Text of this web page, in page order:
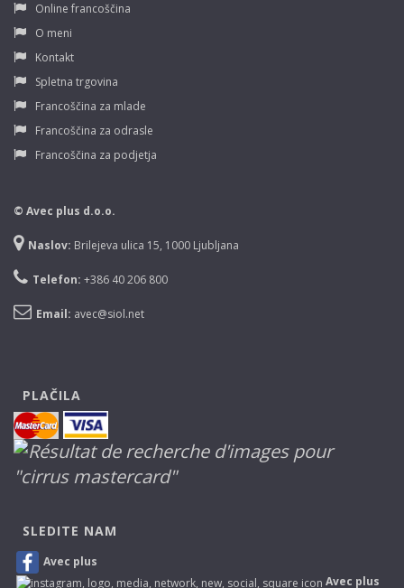
Online francoščina
O meni
Kontakt
Spletna trgovina
Francoščina za mlade
Francoščina za odrasle
Francoščina za podjetja
© Avec plus d.o.o.
Naslov: Brilejeva ulica 15, 1000 Ljubljana
Telefon: +386 40 206 800
Email: avec@siol.net
PLAČILA
SLEDITE NAM
Avec plus
Avec plus